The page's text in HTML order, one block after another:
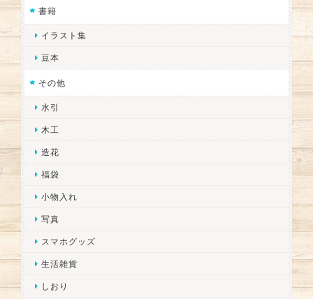
書籍
イラスト集
豆本
その他
水引
木工
造花
福袋
小物入れ
写真
スマホグッズ
生活雑貨
しおり